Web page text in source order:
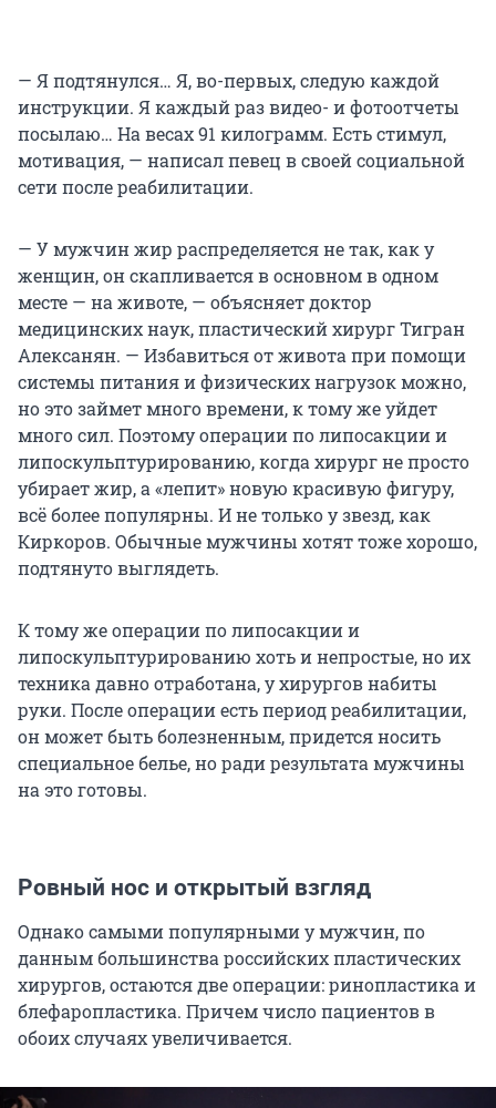
— Я подтянулся… Я, во-первых, следую каждой
инструкции. Я каждый раз видео- и фотоотчеты
посылаю… На весах 91 килограмм. Есть стимул,
мотивация, — написал певец в своей социальной
сети после реабилитации.
— У мужчин жир распределяется не так, как у
женщин, он скапливается в основном в одном
месте — на животе, — объясняет доктор
медицинских наук, пластический хирург Тигран
Алексанян. — Избавиться от живота при помощи
системы питания и физических нагрузок можно,
но это займет много времени, к тому же уйдет
много сил. Поэтому операции по липосакции и
липоскульптурированию, когда хирург не просто
убирает жир, а «лепит» новую красивую фигуру,
всё более популярны. И не только у звезд, как
Киркоров. Обычные мужчины хотят тоже хорошо,
подтянуто выглядеть.
К тому же операции по липосакции и
липоскульптурированию хоть и непростые, но их
техника давно отработана, у хирургов набиты
руки. После операции есть период реабилитации,
он может быть болезненным, придется носить
специальное белье, но ради результата мужчины
на это готовы.
Ровный нос и открытый взгляд
Однако самыми популярными у мужчин, по
данным большинства российских пластических
хирургов, остаются две операции: ринопластика и
блефаропластика. Причем число пациентов в
обоих случаях увеличивается.